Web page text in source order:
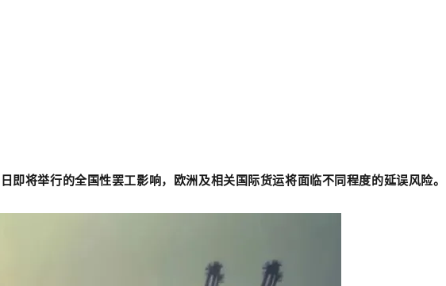
即将举行的全国性罢工影响，欧洲及相关国际货运将面临不同程度的延误风险。